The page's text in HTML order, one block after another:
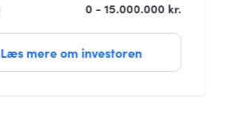
0 - 15.000.000 kr.
Læs mere om investoren